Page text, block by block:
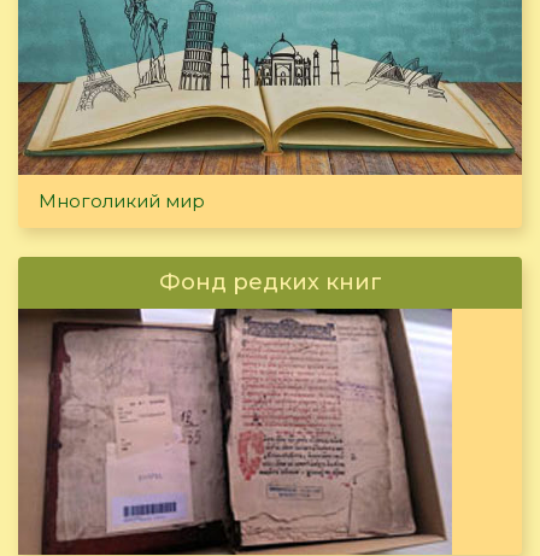
Многоликий мир
Фонд редких книг